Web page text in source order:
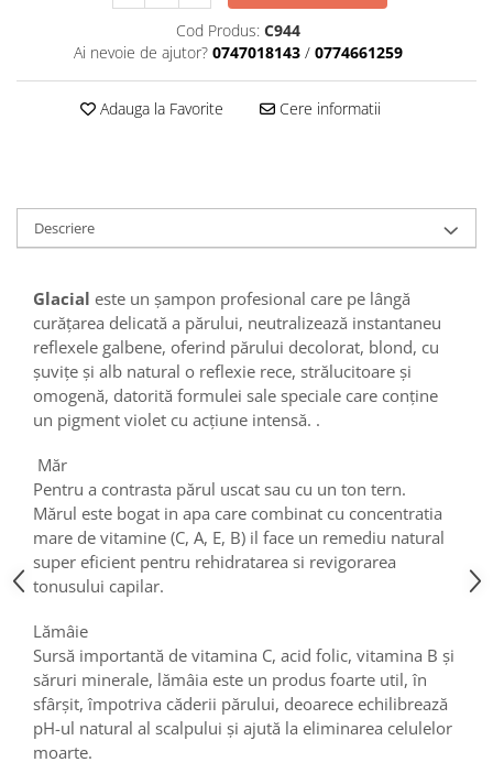
Cod Produs: C944
Ai nevoie de ajutor? 0747018143 / 0774661259
Adauga la Favorite Cere informatii
Descriere
Glacial este un șampon profesional care pe lângă
curățarea delicată a părului, neutralizează instantaneu
reflexele galbene, oferind părului decolorat, blond, cu
șuvițe și alb natural o reflexie rece, strălucitoare și
omogenă, datorită formulei sale speciale care conține
un pigment violet cu acțiune intensă. .
Măr
Pentru a contrasta părul uscat sau cu un ton tern.
Mărul este bogat in apa care combinat cu concentratia
mare de vitamine (C, A, E, B) il face un remediu natural
super eficient pentru rehidratarea si revigorarea
tonusului capilar.
Lămâie
Sursă importantă de vitamina C, acid folic, vitamina B și
săruri minerale, lămâia este un produs foarte util, în
sfârșit, împotriva căderii părului, deoarece echilibrează
pH-ul natural al scalpului și ajută la eliminarea celulelor
moarte.